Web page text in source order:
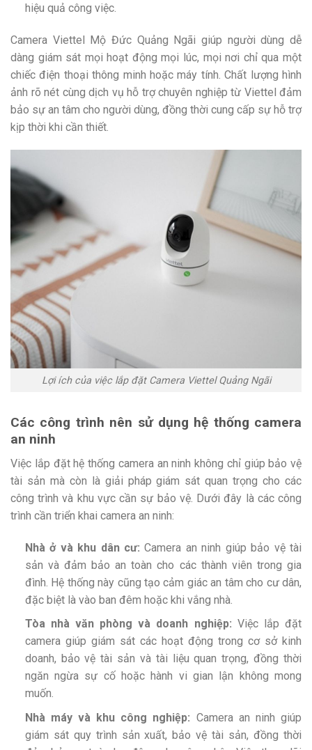
hiệu quả công việc.
Camera Viettel Mộ Đức Quảng Ngãi giúp người dùng dễ
dàng giám sát mọi hoạt động mọi lúc, mọi nơi chỉ qua một
chiếc điện thoại thông minh hoặc máy tính. Chất lượng hình
ảnh rõ nét cùng dịch vụ hỗ trợ chuyên nghiệp từ Viettel đảm
bảo sự an tâm cho người dùng, đồng thời cung cấp sự hỗ trợ
kịp thời khi cần thiết.
Lợi ích của việc lắp đặt Camera Viettel Quảng Ngãi
Các công trình nên sử dụng hệ thống camera
an ninh
Việc lắp đặt hệ thống camera an ninh không chỉ giúp bảo vệ
tài sản mà còn là giải pháp giám sát quan trọng cho các
công trình và khu vực cần sự bảo vệ. Dưới đây là các công
trình cần triển khai camera an ninh:
Nhà ở và khu dân cư:Camera an ninh giúp bảo vệ tài
sản và đảm bảo an toàn cho các thành viên trong gia
đình. Hệ thống này cũng tạo cảm giác an tâm cho cư dân,
đặc biệt là vào ban đêm hoặc khi vắng nhà.
Tòa nhà văn phòng và doanh nghiệp: Việc lắp đặt
camera giúp giám sát các hoạt động trong cơ sở kinh
doanh, bảo vệ tài sản và tài liệu quan trọng, đồng thời
ngăn ngừa sự cố hoặc hành vi gian lận không mong
muốn.
Nhà máy và khu công nghiệp: Camera an ninh giúp
giám sát quy trình sản xuất, bảo vệ tài sản, đồng thời